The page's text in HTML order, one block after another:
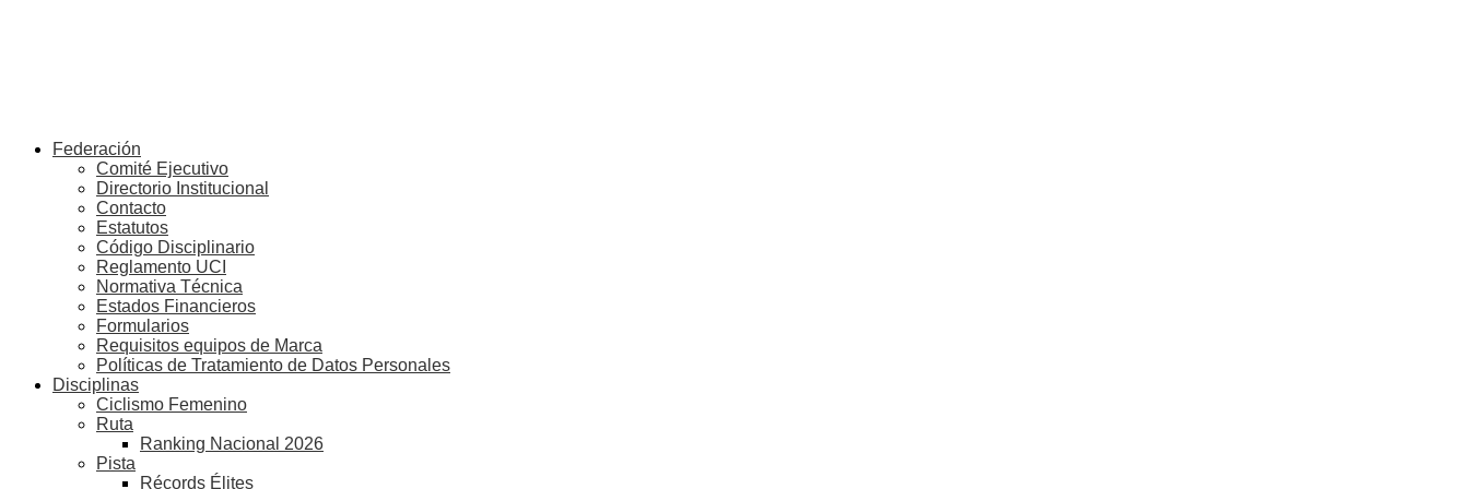
Federación
Comité Ejecutivo
Directorio Institucional
Contacto
Estatutos
Código Disciplinario
Reglamento UCI
Normativa Técnica
Estados Financieros
Formularios
Requisitos equipos de Marca
Políticas de Tratamiento de Datos Personales
Disciplinas
Ciclismo Femenino
Ruta
Ranking Nacional 2026
Pista
Récords Élites